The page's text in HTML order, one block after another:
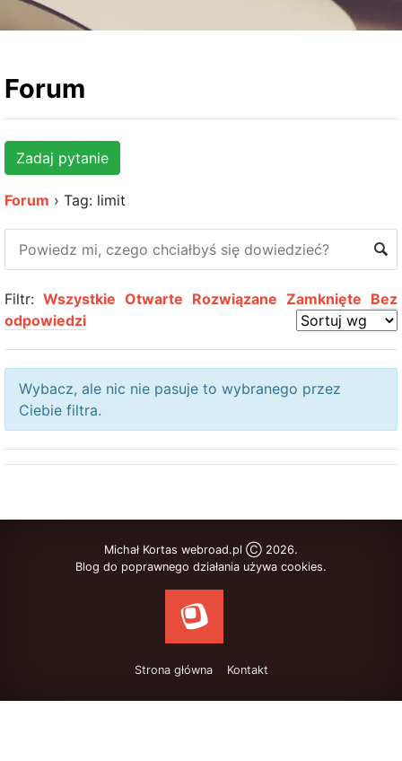
HOSTING
Forum
Zadaj pytanie
Forum › Tag: limit
Filtr: Wszystkie Otwarte Rozwiązane Zamknięte Bez
odpowiedzi
Wybacz, ale nic nie pasuje to wybranego przez
Ciebie filtra.
Michał Kortas webroad.pl Ⓒ 2026.
Blog do poprawnego działania używa cookies.
Strona główna Kontakt